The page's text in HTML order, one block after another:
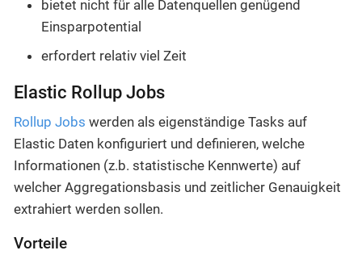
bietet nicht für alle Datenquellen genügend
Einsparpotential
erfordert relativ viel Zeit
Elastic Rollup Jobs
Rollup Jobs werden als eigenständige Tasks auf
Elastic Daten konfiguriert und definieren, welche
Informationen (z.b. statistische Kennwerte) auf
welcher Aggregationsbasis und zeitlicher Genauigkeit
extrahiert werden sollen.
Vorteile